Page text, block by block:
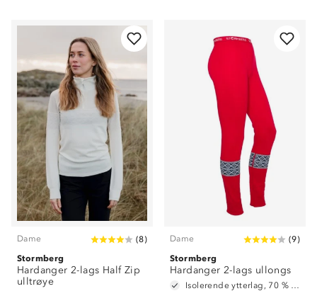
Dame (8)
Stormberg
Hardanger 2-lags Half Zip
ulltrøye
Dame (9)
Stormberg
Hardanger 2-lags ullongs
Isolerende ytterlag, 70 % ull og 30 % polyester